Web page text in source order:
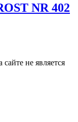
NR 402
не является